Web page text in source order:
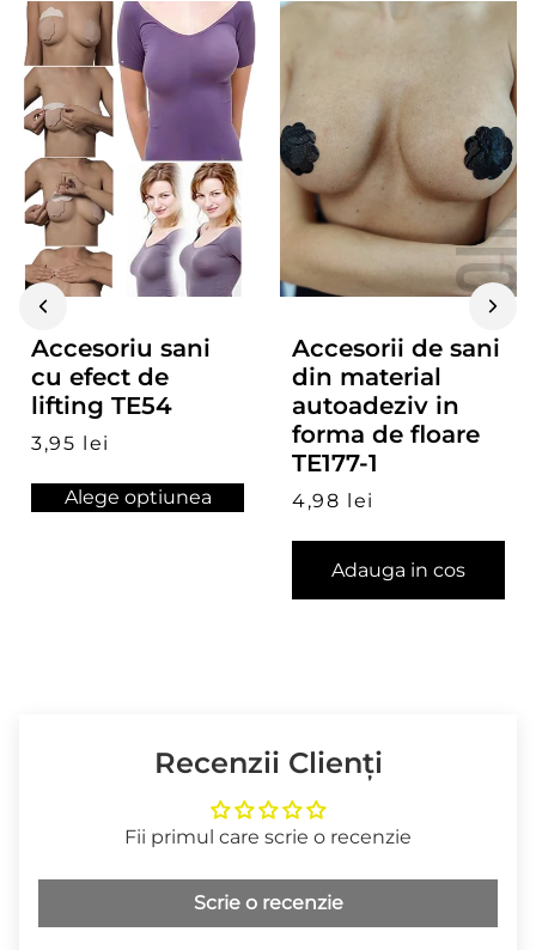
299 Lei
Plată:
Plata ramburs - la primirea coletului.
Plata cu cardul.
Accesoriu sani
cu efect de
lifting TE54
3,95 lei
Alege optiunea
Accesorii de sani
din material
autoadeziv in
forma de floare
TE177-1
4,98 lei
Adauga in cos
Recenzii Clienți
Fii primul care scrie o recenzie
Scrie o recenzie